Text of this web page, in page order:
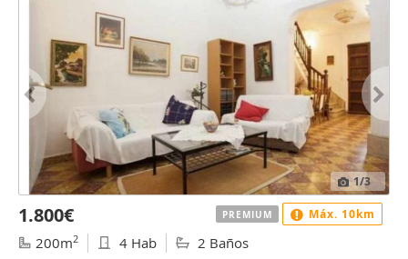
1/3
1.800€
200m2 4 Hab 2 Baños
PREMIUM Máx. 10km